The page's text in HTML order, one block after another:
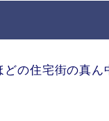
の住宅街の真ん